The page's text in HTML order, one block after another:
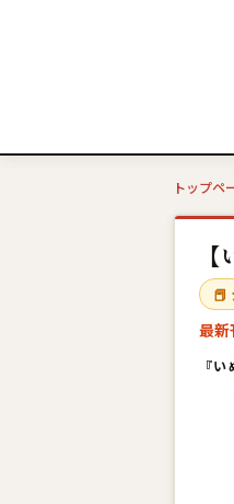
トップペ
📕
最新
『